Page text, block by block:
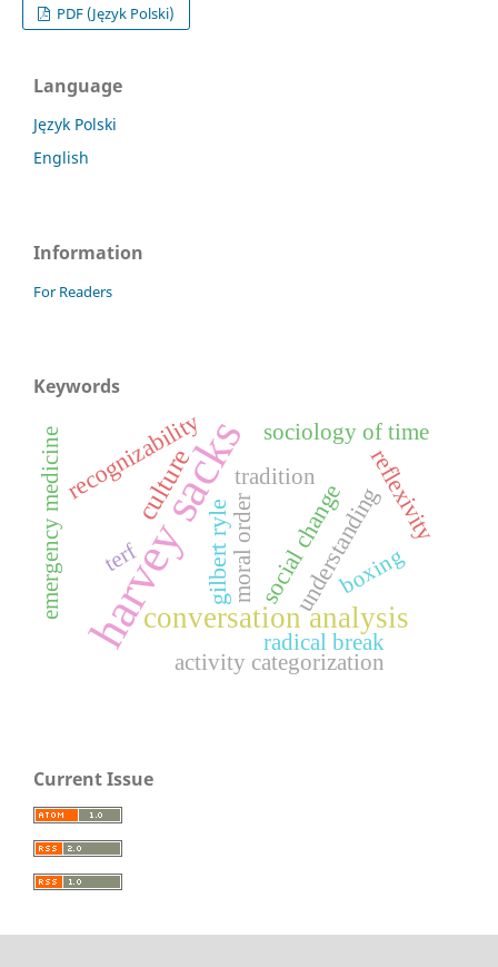
PDF (Język Polski)
Language
Język Polski
English
Information
For Readers
Keywords
harvey sacks
conversation analysis
culture
gilbert ryle understanding
recognizability reflexivity
social change
radical break
sociology of time
emergency medicine moral order
activity categorization
boxing
tradition
terf
Current Issue